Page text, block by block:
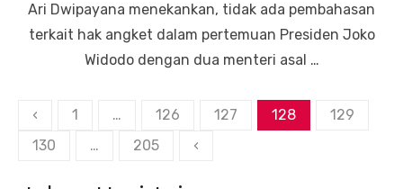
Ari Dwipayana menekankan, tidak ada pembahasan
terkait hak angket dalam pertemuan Presiden Joko
Widodo dengan dua menteri asal …
Paginasi
pos
‹ 1 … 126 127 128
129
130
… 205 ‹